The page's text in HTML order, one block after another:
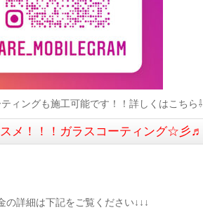
ィングも施工可能です！！詳しくはこちら⇩
メ！！！ガラスコーティング☆彡♬
の詳細は下記をご覧ください↓↓↓